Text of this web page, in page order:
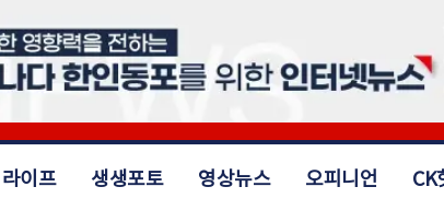
라이프 생생포토 영상뉴스 오피니언 CK